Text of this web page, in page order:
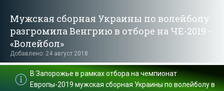
Мужская сборная Украины по волейболу
разгромила Венгрию в отборе на ЧЕ-2019 -
«Волейбол»
Добавлено: 24 август 2018
В Запорожье в рамках отбора на чемпионат
Европы-2019 мужская сборная Украины по волейболу в